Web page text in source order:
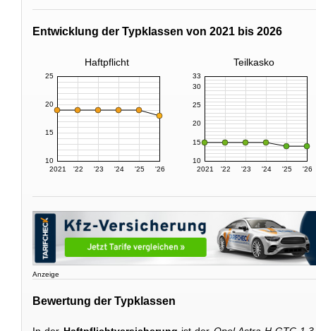
Entwicklung der Typklassen von 2021 bis 2026
Haftpflicht Teilkasko
2021 '22 '23 '24 '25 '26
10
15
20
25
2021 '22 '23 '24 '25 '26
10
15
20
25
30
33
Anzeige
Bewertung der Typklassen